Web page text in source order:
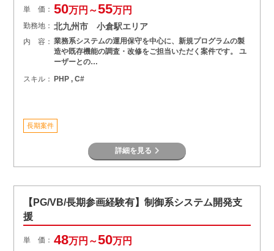
単 価： 50万円～55万円
勤務地： 北九州市 小倉駅エリア
内 容： 業務系システムの運用保守を中心に、新規プログラムの製
造や既存機能の調査・改修をご担当いただく案件です。 ユ
ーザーとの…
スキル： PHP , C#
長期案件
詳細を見る
【PG/VB/長期参画経験有】制御系システム開発支
援
単 価： 48万円～50万円